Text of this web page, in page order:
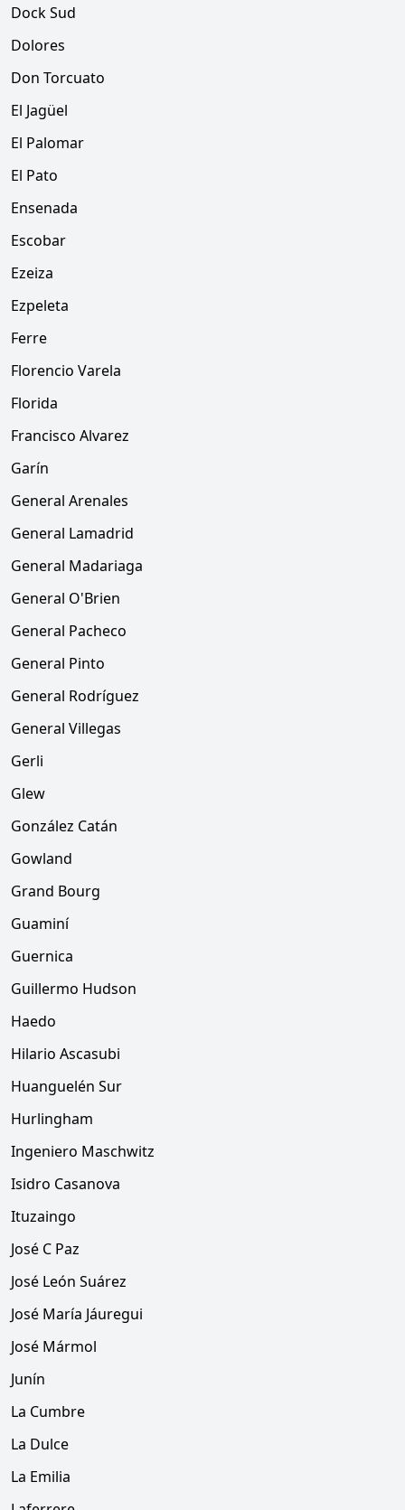
Dock Sud
Dolores
Don Torcuato
El Jagüel
El Palomar
El Pato
Ensenada
Escobar
Ezeiza
Ezpeleta
Ferre
Florencio Varela
Florida
Francisco Alvarez
Garín
General Arenales
General Lamadrid
General Madariaga
General O'Brien
General Pacheco
General Pinto
General Rodríguez
General Villegas
Gerli
Glew
González Catán
Gowland
Grand Bourg
Guaminí
Guernica
Guillermo Hudson
Haedo
Hilario Ascasubi
Huanguelén Sur
Hurlingham
Ingeniero Maschwitz
Isidro Casanova
Ituzaingo
José C Paz
José León Suárez
José María Jáuregui
José Mármol
Junín
La Cumbre
La Dulce
La Emilia